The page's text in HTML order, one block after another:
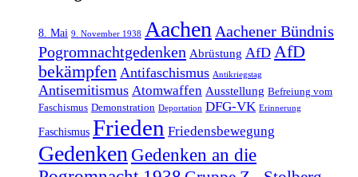
8. Mai 9. November 1938 Aachen Aachener Bündnis
Pogromnachtgedenken Abrüstung AfD AfD
bekämpfen Antifaschismus Antikriegstag
Antisemitismus Atomwaffen Ausstellung Befreiung vom
Faschismus Demonstration Deportation DFG-VK Erinnerung
Faschismus Frieden Friedensbewegung
Gedenken Gedenken an die